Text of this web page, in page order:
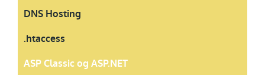
DNS Hosting
.htaccess
ASP Classic og ASP.NET